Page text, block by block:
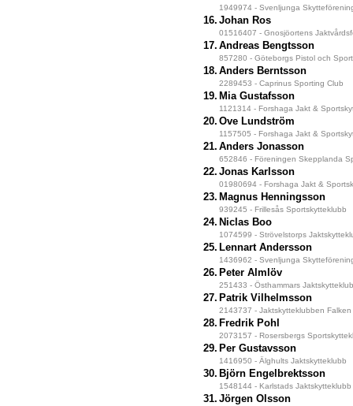
1949974 - Svenljunga
16. Johan Ros
01516407 - Gnosjöortens
17. Andreas Bengtsson
857280 - Göteborgs Pistol och
18. Anders Berntsson
2289453 - Caprinus Sporting Club
19. Mia Gustafsson
1121314 - Forshaga Jakt &
20. Ove Lundström
1157505 - Forshaga Jakt &
21. Anders Jonasson
652846 - Föreningen Skepplanda
22. Jonas Karlsson
01980694 - Forshaga Jakt &
23. Magnus Henningsson
939245 - Frillesås Sportskytteklubb
24. Niclas Boo
1074599 - Strövelstorps
25. Lennart Andersson
1436962 - Svenljunga
26. Peter Almlöv
251433 - Östhammars
27. Patrik Vilhelmsson
2143737 - Jaktskytteklubben Falken
28. Fredrik Pohl
2073157 - Rosersbergs
29. Per Gustavsson
1416950 - Älghults Jaktskytteklubb
30. Björn Engelbrektsson
1548144 - Karlstads Jaktskytteklubb
31. Jörgen Olsson